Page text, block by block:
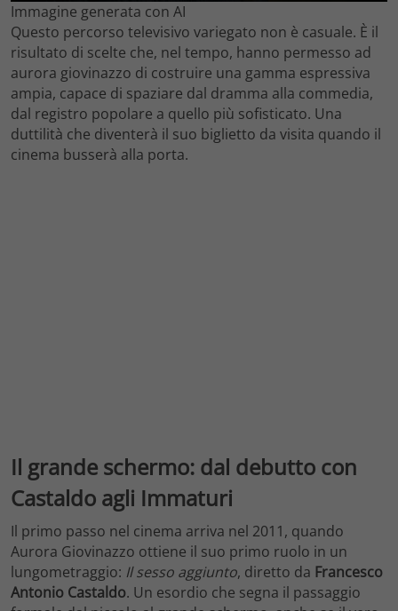
Immagine generata con AI
Questo percorso televisivo variegato non è casuale. È il
risultato di scelte che, nel tempo, hanno permesso ad
aurora giovinazzo di costruire una gamma espressiva
ampia, capace di spaziare dal dramma alla commedia,
dal registro popolare a quello più sofisticato. Una
duttilità che diventerà il suo biglietto da visita quando il
cinema busserà alla porta.
Il grande schermo: dal debutto con
Castaldo agli Immaturi
Il primo passo nel cinema arriva nel 2011, quando
Aurora Giovinazzo ottiene il suo primo ruolo in un
lungometraggio: Il sesso aggiunto, diretto da Francesco
Antonio Castaldo. Un esordio che segna il passaggio